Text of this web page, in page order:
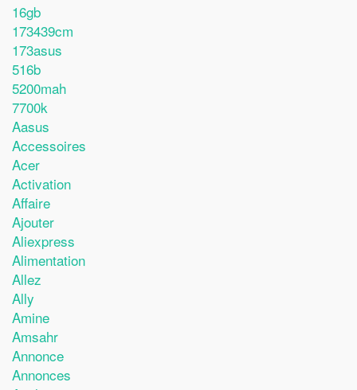
16gb
173439cm
173asus
516b
5200mah
7700k
Aasus
Accessoires
Acer
Activation
Affaire
Ajouter
Aliexpress
Alimentation
Allez
Ally
Amine
Amsahr
Annonce
Annonces